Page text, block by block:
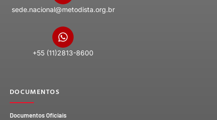
sede.nacional@metodista.org.br
+55 (11)2813-8600
DOCUMENTOS
Documentos Oficiais